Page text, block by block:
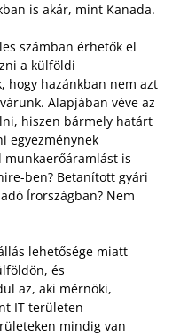
is akár, mint Kanada.
számban érhetők el
a külföldi
hogy hazánkban nem azt
Alapjában véve az
hiszen bármely határt
egyezménynek
munkaerőáramlást is
ben? Betanított gyári
Írországban? Nem
lehetősége miatt
és
az, aki mérnöki,
IT területen
mindig van